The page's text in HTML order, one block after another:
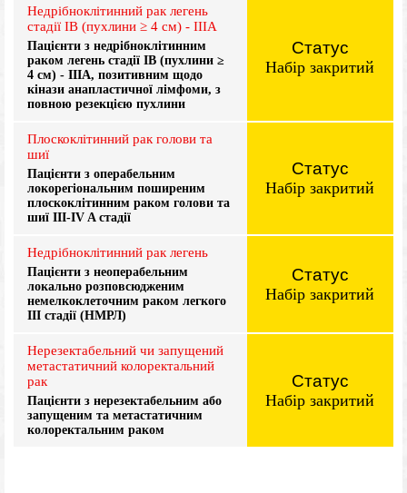
Недрібноклітинний рак легень
стадії IB (пухлини ≥ 4 см) - IIIA
Пацієнти з недрібноклітинним
раком легень стадії IB (пухлини ≥
4 см) - IIIA, позитивним щодо
кінази анапластичної лімфоми, з
повною резекцією пухлини
Статус
Набір закритий
Плоскоклітинний рак голови та
шиї
Пацієнти з операбельним
локорегіональним поширеним
плоскоклітинним раком голови та
шиї III-IV A стадії
Статус
Набір закритий
Недрібноклітинний рак легень
Пацієнти з неоперабельним
локально розповсюдженим
немелкоклеточним раком легкого
III стадії (НМРЛ)
Статус
Набір закритий
Нерезектабельний чи запущений
метастатичний колоректальний
рак
Пацієнти з нерезектабельним або
запущеним та метастатичним
колоректальним раком
Статус
Набір закритий